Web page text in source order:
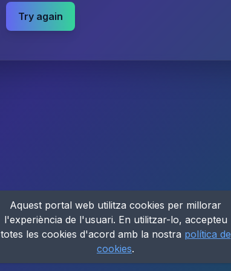
Try again
Aquest portal web utilitza cookies per millorar
l'experiència de l'usuari. En utilitzar-lo, accepteu
totes les cookies d'acord amb la nostra política de
cookies.